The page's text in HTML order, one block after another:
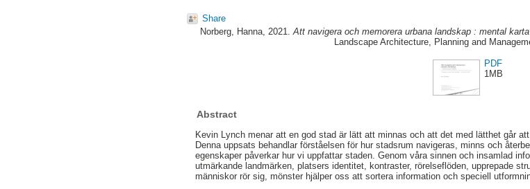
Share
Norberg, Hanna, 2021.Att navigera och memorera urbana landskap : mental
Landscape Architecture, Planning and
PDF
1MB
Abstract
Kevin Lynch menar att en god stad är lätt att minnas och att det med lätthet går
Denna uppsats behandlar förståelsen för hur stadsrum navigeras, minns och
egenskaper påverkar hur vi uppfattar staden. Genom våra sinnen och insamlad
utmärkande landmärken, platsers identitet, kontraster, rörelseflöden, upprepade
människor rör sig, mönster hjälper oss att sortera information och speciell